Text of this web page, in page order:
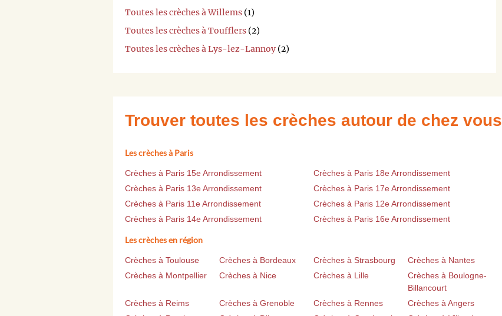
Toutes les crèches à Willems (1)
Toutes les crèches à Toufflers (2)
Toutes les crèches à Lys-lez-Lannoy (2)
Trouver toutes les crèches autour de chez vous
Les crèches à Paris
Crèches à Paris 15e Arrondissement
Crèches à Paris 18e Arrondissement
Crèches à Paris 13e Arrondissement
Crèches à Paris 17e Arrondissement
Crèches à Paris 11e Arrondissement
Crèches à Paris 12e Arrondissement
Crèches à Paris 14e Arrondissement
Crèches à Paris 16e Arrondissement
Les crèches en région
Crèches à Toulouse Crèches à Bordeaux Crèches à Strasbourg
Crèches à Nantes
Crèches à Montpellier
Crèches à Nice Crèches à Lille
Crèches à Boulogne-
Billancourt
Crèches à Reims
Crèches à Grenoble Crèches à Rennes
Crèches à Angers